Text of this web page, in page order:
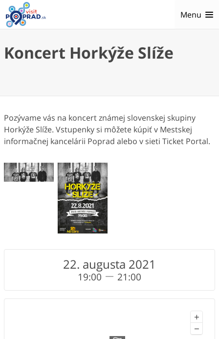
Menu
Koncert Horkýže Slíže
Pozývame vás na koncert známej slovenskej skupiny
Horkýže Slíže. Vstupenky si môžete kúpiť v Mestskej
informačnej kancelárii Poprad alebo v sieti Ticket Portal.
22. augusta 2021
19:00 21:00
+
−